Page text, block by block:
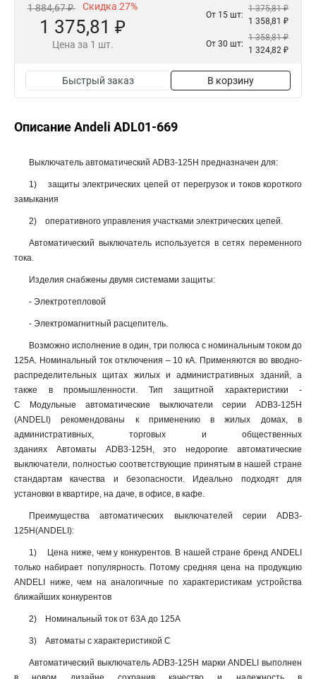
1 884,67 ₽ Скидка 27%
1 375,81 ₽
Цена за 1 шт.
От 15 шт:
1 375,81 ₽
1 358,81 ₽
От 30 шт:
1 358,81 ₽
1 324,82 ₽
Быстрый заказ В корзину
Описание Andeli ADL01-669
Выключатель автоматический ADB3-125H предназначен для:
1) защиты электрических цепей от перегрузок и токов короткого
замыкания
2) оперативного управления участками электрических цепей.
Автоматический выключатель используется в сетях переменного
тока.
Изделия снабжены двумя системами защиты:
- Электротепловой
- Электромагнитный расцепитель.
Возможно исполнение в один, три полюса с номинальным током до
125А. Номинальный ток отключения – 10 кА. Применяются во вводно-
распределительных щитах жилых и административных зданий, а
также в промышленности. Тип защитной характеристики -
C Модульные автоматические выключатели серии ADB3-125H
(ANDELI) рекомендованы к применению в жилых домах, в
административных, торговых и общественных
зданиях Автоматы ADB3-125H, это недорогие автоматические
выключатели, полностью соответствующие принятым в нашей стране
стандартам качества и безопасности. Идеально подходят для
установки в квартире, на даче, в офисе, в кафе.
Преимущества автоматических выключателей серии ADB3-
125H(ANDELI):
1) Цена ниже, чем у конкурентов. В нашей стране бренд ANDELI
только набирает популярность. Потому средняя цена на продукцию
ANDELI ниже, чем на аналогичные по характеристикам устройства
ближайших конкурентов
2) Номинальный ток от 63А до 125А
3) Автоматы с характеристикой С
Автоматический выключатель ADB3-125H марки ANDELI выполнен